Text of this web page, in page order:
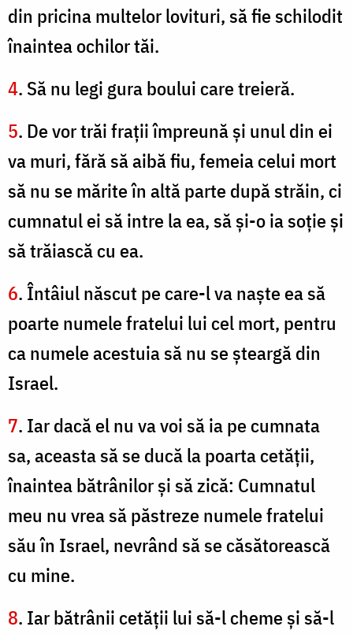
din pricina multelor lovituri, să fie schilodit
înaintea ochilor tăi.
4. Să nu legi gura boului care treieră.
5. De vor trăi fraţii împreună şi unul din ei
va muri, fără să aibă fiu, femeia celui mort
să nu se mărite în altă parte după străin, ci
cumnatul ei să intre la ea, să şi-o ia soţie şi
să trăiască cu ea.
6. Întâiul născut pe care-l va naşte ea să
poarte numele fratelui lui cel mort, pentru
ca numele acestuia să nu se şteargă din
Israel.
7. Iar dacă el nu va voi să ia pe cumnata
sa, aceasta să se ducă la poarta cetăţii,
înaintea bătrânilor şi să zică: Cumnatul
meu nu vrea să păstreze numele fratelui
său în Israel, nevrând să se căsătorească
cu mine.
8. Iar bătrânii cetăţii lui să-l cheme şi să-l